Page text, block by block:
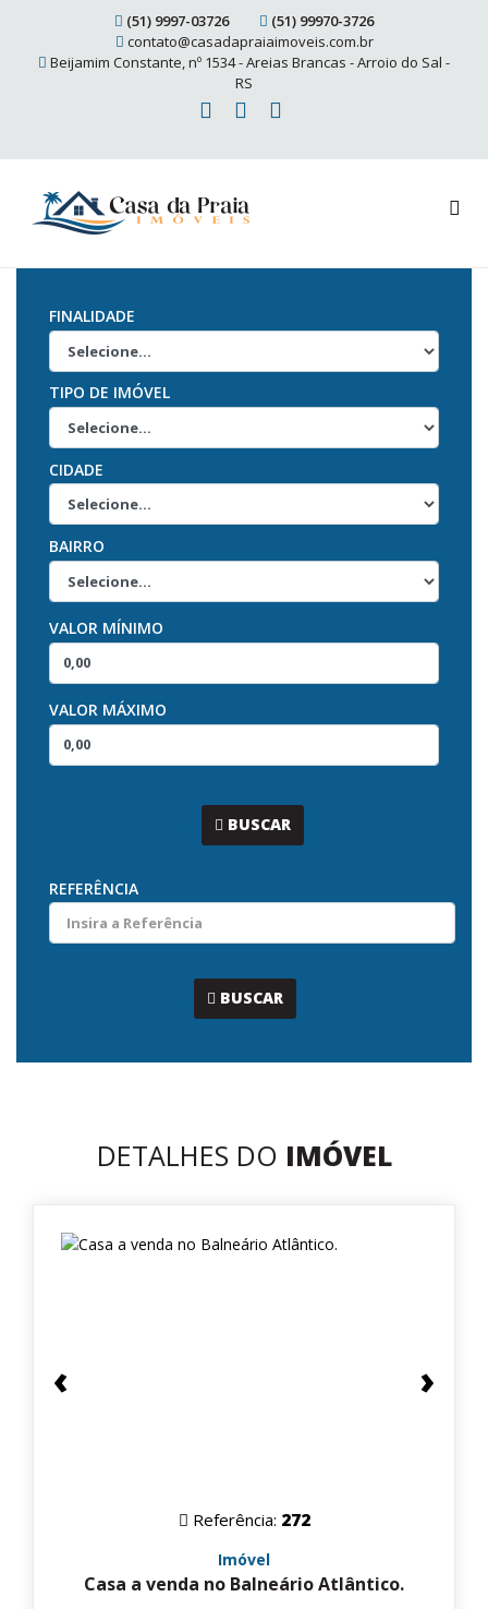
(51) 9997-03726
(51) 99970-3726
contato@casadapraiaimoveis.com.br
Beijamim Constante, nº 1534 - Areias Brancas - Arroio do Sal -
RS
FINALIDADE
TIPO DE IMÓVEL
CIDADE
BAIRRO
VALOR MÍNIMO
VALOR MÁXIMO
BUSCAR
REFERÊNCIA
BUSCAR
DETALHES DO IMÓVEL
‹ ›
Referência: 272
Imóvel
Casa a venda no Balneário Atlântico.